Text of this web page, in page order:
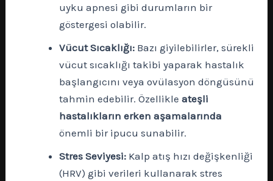
uyku apnesi gibi durumların bir
göstergesi olabilir.
Vücut Sıcaklığı: Bazı giyilebilirler, sürekli
vücut sıcaklığı takibi yaparak hastalık
başlangıcını veya ovülasyon döngüsünü
tahmin edebilir. Özellikleateşli
hastalıkların erken aşamalarında
önemli bir ipucu sunabilir.
Stres Seviyesi: Kalp atış hızı değişkenliği
(HRV) gibi verileri kullanarak stres